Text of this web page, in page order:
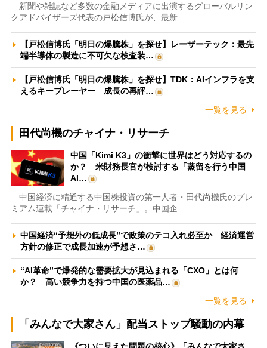
新聞や雑誌など多数の金融メディアに出演するグローバルリン
クアドバイザーズ代表の戸松信博氏が、最新…
【戸松信博氏「明日の爆騰株」を探せ】レーザーテック：最先
端半導体の製造に不可欠な検査装…
【戸松信博氏「明日の爆騰株」を探せ】TDK：AIインフラを支
えるキープレーヤー 成長の再評…
一覧を見る
田代尚機のチャイナ・リサーチ
中国「Kimi K3」の衝撃に世界はどう対応するの
か？ 米財務長官が検討する「蒸留を行う中国
AI…
中国経済に精通する中国株投資の第一人者・田代尚機氏のプレ
ミアム連載「チャイナ・リサーチ」。中国企…
中国経済“予想外の低成長”で政策のテコ入れ必至か 経済運営
方針の修正で成長加速が予想さ…
“AI革命”で爆発的な需要拡大が見込まれる「CXO」とは何
か？ 高い競争力を持つ中国の医薬品…
一覧を見る
「みんなで大家さん」配当ストップ騒動の内幕
《ついに見えた問題の核心》「みんなで大家さ